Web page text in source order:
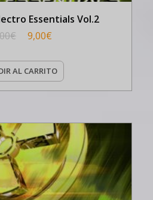
Essentials Vol.2
€ 9,00€
AL CARRITO